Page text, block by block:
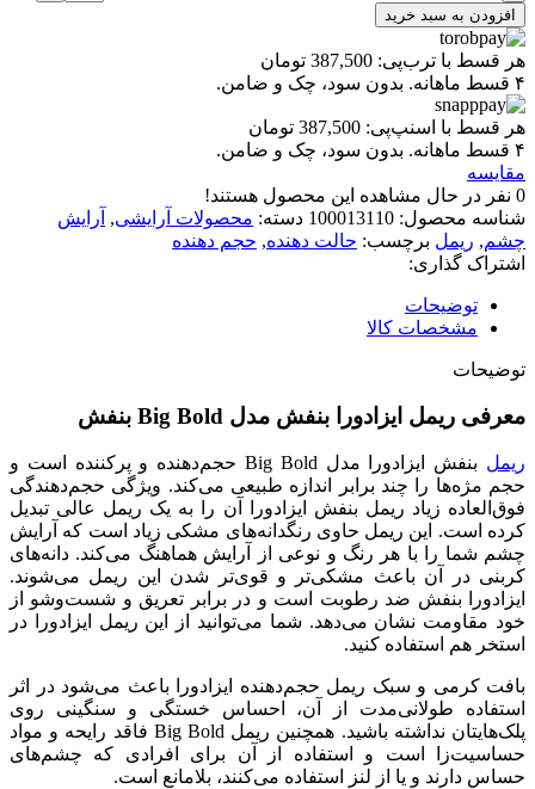
افزودن به سبد خرید
هر قسط با ترب‌پی: 387,500 تومان
۴ قسط ماهانه. بدون سود، چک و ضامن.
هر قسط با اسنپ‌پی: 387,500 تومان
۴ قسط ماهانه. بدون سود، چک و ضامن.
مقایسه
0 نفر در حال مشاهده این محصول هستند!
شناسه محصول: 100013110 دسته: محصولات آرایشی, آرایش
چشم, ریمل برچسب: حالت دهنده, حجم دهنده
اشتراک گذاری:
توضیحات
مشخصات کالا
توضیحات
معرفی ریمل ایزادورا بنفش مدل Big Bold بنفش
ریمل
بنفش ایزادورا مدل Big Bold حجم‌دهنده و پرکننده است و
حجم مژه‌ها را چند برابر اندازه طبیعی می‌کند. ویژگی حجم‌دهندگی
فوق‌العاده زیاد ریمل بنفش ایزادورا آن را به یک ریمل عالی تبدیل
کرده است. این ریمل حاوی رنگدانه‌های مشکی زیاد است که آرایش
چشم شما را با هر رنگ و نوعی از آرایش هماهنگ می‌کند. دانه‌های
کربنی در آن باعث مشکی‌تر و قوی‌تر شدن این ریمل می‌شوند.
ایزادورا بنفش ضد رطوبت است و در برابر تعریق و شست‌وشو از
خود مقاومت نشان می‌دهد. شما می‌توانید از این ریمل ایزادورا در
استخر هم استفاده کنید.
بافت کرمی و سبک ریمل حجم‌دهنده ایزادورا باعث می‌شود در اثر
استفاده طولانی‌مدت از آن، احساس خستگی و سنگینی روی
پلک‌هایتان نداشته باشید. همچنین ریمل Big Bold فاقد رایحه و مواد
حساسیت‌زا است و استفاده از آن برای افرادی که چشم‌های
حساس دارند و یا از لنز استفاده می‌کنند، بلامانع است.